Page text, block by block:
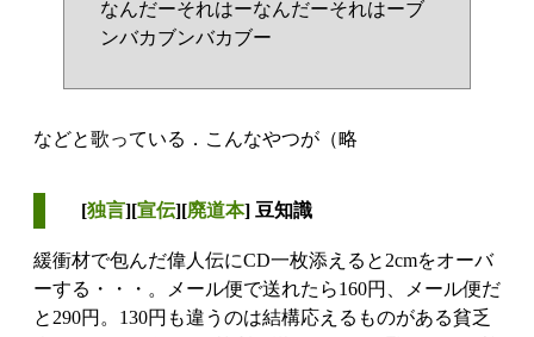
なんだーそれはーなんだーそれはーブ
ンバカブンバカブー
などと歌っている．こんなやつが（略
[独言][宣伝][廃道本] 豆知識
緩衝材で包んだ偉人伝にCD一枚添えると2cmをオーバ
ーする・・・。メール便で送れたら160円、メール便だ
と290円。130円も違うのは結構応えるものがある貧乏